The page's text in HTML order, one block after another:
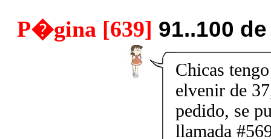
P�gina [639] 91..100
Chicas
elvenir de
pedido, se
llamada